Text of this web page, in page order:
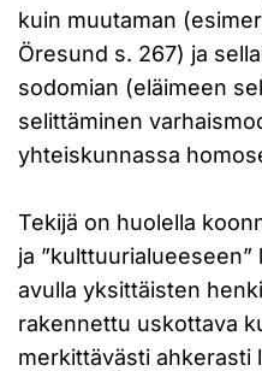
kuin muutaman
Öresund s. 267) ja
sodomian (eläimeen
selittäminen
yhteiskunnassa
Tekijä on huolella
ja
avulla yksittäisten
rakennettu uskottava
merkittävästi ahkerasti